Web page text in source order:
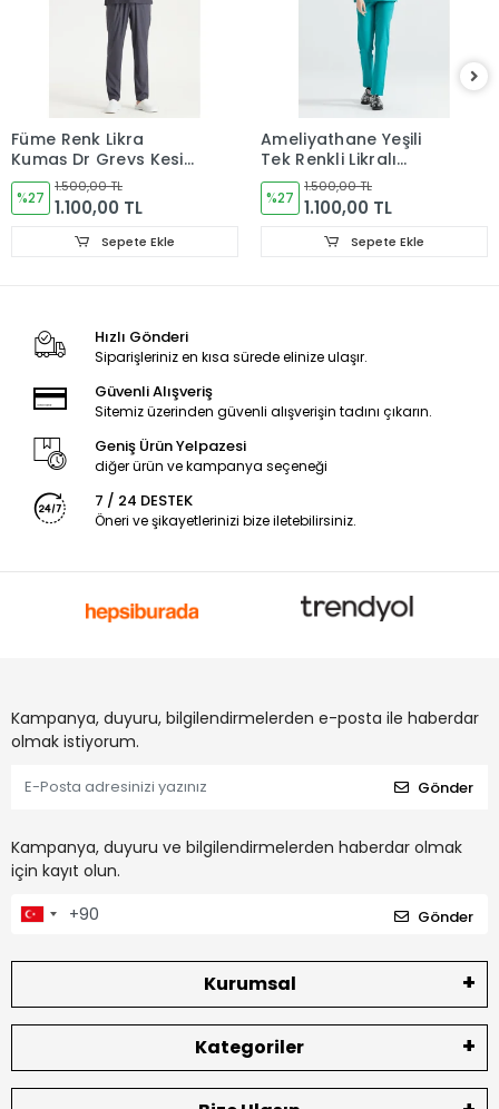
Füme Renk Likra
Kumaş Dr Greys Kesim
Takım Forma
%27
1.500,00 TL
1.100,00 TL
Sepete Ekle
Ameliyathane Yeşili
Tek Renkli Likralı
Kumaş Cerrahi Takım
V Yaka Forma
%27
1.500,00 TL
1.100,00 TL
Sepete Ekle
Hızlı Gönderi
Siparişleriniz en kısa sürede elinize ulaşır.
Güvenli Alışveriş
Sitemiz üzerinden güvenli alışverişin tadını çıkarın.
Geniş Ürün Yelpazesi
diğer ürün ve kampanya seçeneği
7 / 24 DESTEK
Öneri ve şikayetlerinizi bize iletebilirsiniz.
Kampanya, duyuru, bilgilendirmelerden e-posta ile haberdar
olmak istiyorum.
Gönder
Kampanya, duyuru ve bilgilendirmelerden haberdar olmak
için kayıt olun.
Gönder
Kurumsal
Kategoriler